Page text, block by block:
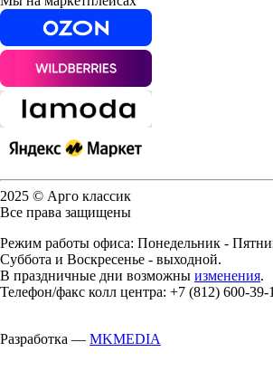
2025 © Арго классик
Все права защищены
Режим работы офиса: Понедельник -
Суббота и Воскресенье - выходной.
В праздничные дни возможны изменения.
Телефон/факс колл центра: +7 (812) 600-
Разработка — MKMEDIA